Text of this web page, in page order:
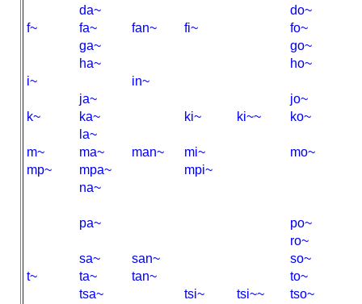
da~
do~
f~
fa~ fan~ fi~
fo~
ga~
go~
ha~
ho~
i~
in~
ja~
jo~
k~
ka~ ki~ ki~~
ko~
la~
m~
ma~ man~ mi~
mo~
mp~
mpa~
mpi~
na~
pa~
po~
ro~
sa~
san~
so~
t~
ta~ tan~
to~
tsa~
tsi~ tsi~~
tso~